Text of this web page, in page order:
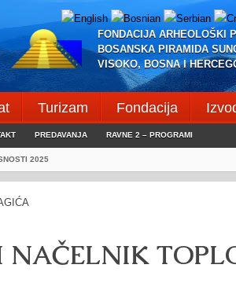
FONDACIJA ARHEOLOŠKI
BOSANSKA PIRAMIDA
VISOKO, BOSNA I
Turizam Fondacija
PREDAVANJA RAVNE 2 – PROGRAMI
2025
NAČELNIK